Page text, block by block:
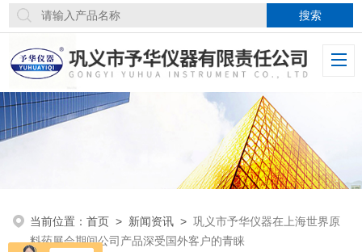
当前位置：首页 > 新闻资讯 >巩义市予华仪器在上海世界原
料药展会期间公司产品深受国外客户的青睐